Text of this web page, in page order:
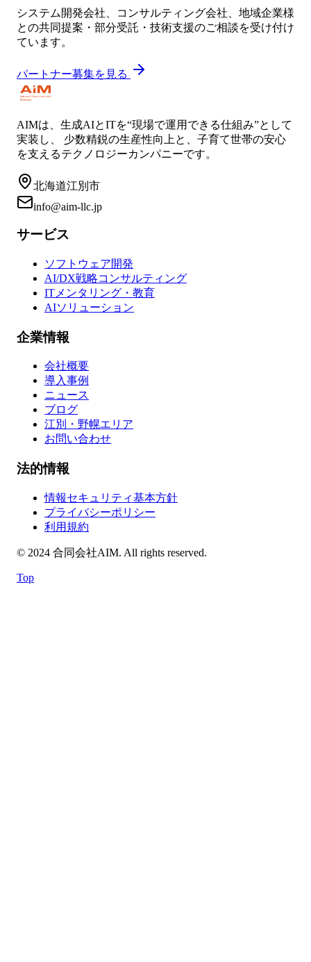
システム開発会社、コンサルティング会社、地域企業様
との共同提案・部分受託・技術支援のご相談を受け付け
ています。
パートナー募集を見る
AIMは、生成AIとITを“現場で運用できる仕組み”として
実装し、 少数精鋭の生産性向上と、子育て世帯の安心
を支えるテクノロジーカンパニーです。
北海道江別市
info@aim-llc.jp
サービス
ソフトウェア開発
AI/DX戦略コンサルティング
ITメンタリング・教育
AIソリューション
企業情報
会社概要
導入事例
ニュース
ブログ
江別・野幌エリア
お問い合わせ
法的情報
情報セキュリティ基本方針
プライバシーポリシー
利用規約
© 2024 合同会社AIM. All rights reserved.
Top